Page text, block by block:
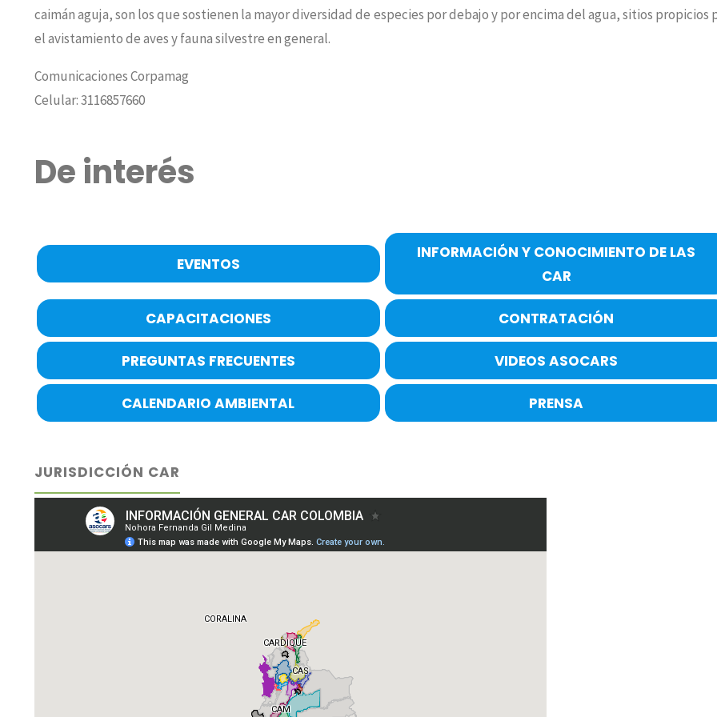
caimán aguja, son los que sostienen la mayor diversidad de especies por debajo y por encima del agua, sitios propicios
el avistamiento de aves y fauna silvestre en general.
Comunicaciones Corpamag
Celular: 3116857660
De interés
EVENTOS
INFORMACIÓN Y CONOCIMIENTO DE LAS
CAR
CAPACITACIONES CONTRATACIÓN
PREGUNTAS FRECUENTES VIDEOS ASOCARS
CALENDARIO AMBIENTAL PRENSA
JURISDICCIÓN CAR